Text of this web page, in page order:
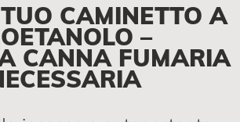
CAMINETTO A
–
CANNA FUMARIA